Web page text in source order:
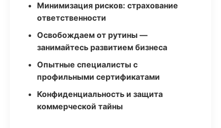
Минимизация рисков: страхование
ответственности
Освобождаем от рутины —
занимайтесь развитием бизнеса
Опытные специалисты с
профильными сертификатами
Конфиденциальность и защита
коммерческой тайны